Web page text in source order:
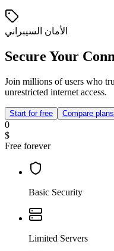
الأمان السيبراني
Secure Your
Join millions of users who
unrestricted internet access.
Start for free Compare plans
0
$
Free forever
Basic Security
Limited Servers